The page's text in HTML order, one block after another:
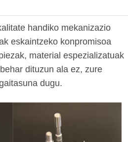
handiko mekanizazio
eskaintzeko konpromisoa
material espezializatuak
dituzun ala ez, zure
dugu.